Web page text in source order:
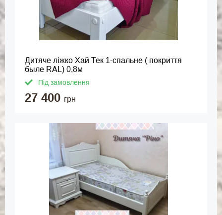
Дитяче ліжко Хай Тек 1-спальне ( покриття
быле RAL) 0,8м
Під замовлення
27 400 грн